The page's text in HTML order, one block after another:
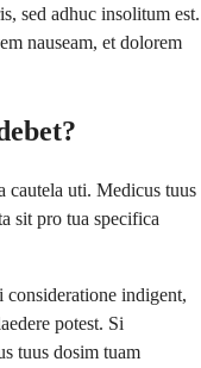
sed adhuc insolitum est.
nauseam, et dolorem
cautela uti. Medicus tuus
sit pro tua specifica
consideratione indigent,
potest. Si
tuus dosim tuam